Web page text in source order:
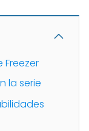
Freezer
la serie